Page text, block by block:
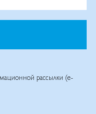
рассылки (e-